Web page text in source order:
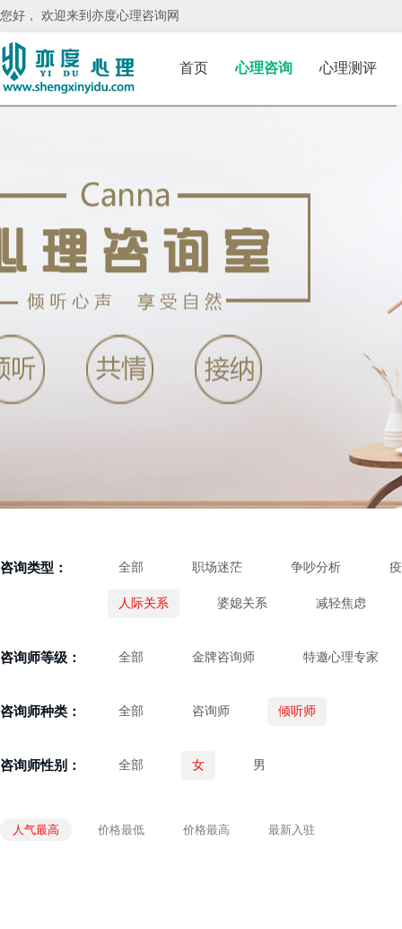
您好， 欢迎来到亦度心理咨询网
首页 心理咨询 心理测评
咨询类型： 全部 职场迷茫 争吵分析
人际关系 婆媳关系 减轻焦虑
咨询师等级： 全部 金牌咨询师 特邀心理专家
咨询师种类： 全部 咨询师 倾听师
咨询师性别： 全部 女 男
人气最高 价格最低 价格最高 最新入驻